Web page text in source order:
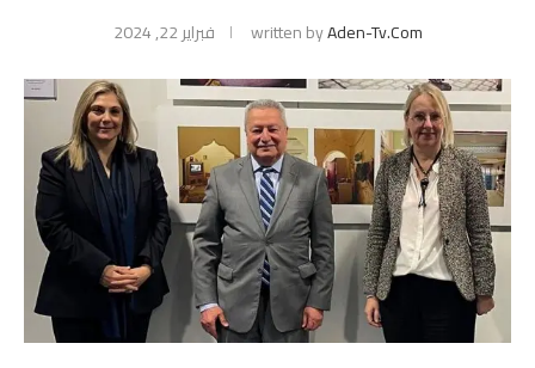
written byAden-Tv.com فبراير 22, 2024